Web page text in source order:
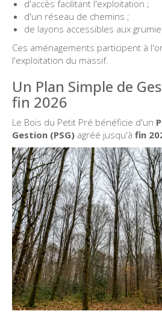
d'accès facilitant l'exploitation ;
d'un réseau de chemins ;
de layons accessibles aux
Ces aménagements participent à
l'exploitation du massif.
Un Plan Simple de
fin 2026
Le Bois du Petit Pré bénéficie d'un
Gestion (PSG) agréé jusqu'à fin